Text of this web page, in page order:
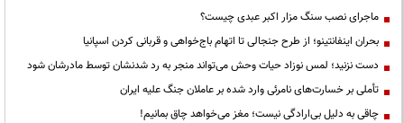
ماجرای نصب سنگ مزار اکبر عبدی چیست؟
بحران اینفانتینو؛ از طرح جنجالی تا اتهام باج‌خواهی و قربانی کردن اسپانیا
دست نزنید؛ لمس نوزاد حیات وحش می‌تواند منجر به رد شدنشان توسط مادرشان شود
تأملی بر خسارت‌های نامرئی وارد شده بر عاملان جنگ علیه ایران
چاقی به دلیل بی‌ارادگی نیست؛ مغز می‌خواهد چاق بمانیم!